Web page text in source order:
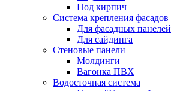
Под кирпич
Система крепления фасадов
Для фасадных панелей
Для сайдинга
Стеновые панели
Молдинги
Вагонка ПВХ
Водосточная система